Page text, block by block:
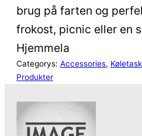
brug på farten og
frokost, picnic eller en
Hjemmela
Categorys: Accessories,
Produkter